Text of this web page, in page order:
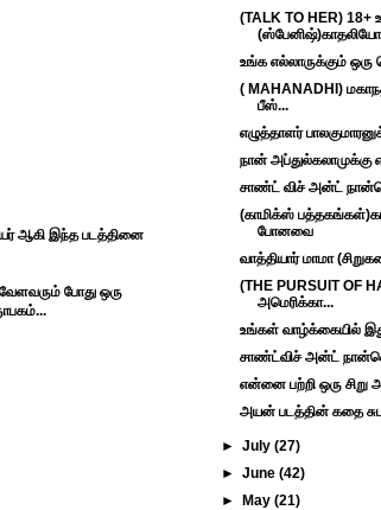
ஆகி இந்த படத்தினை
போது ஒரு
(TALK TO HER) 18+
உங்க எல்லாருக்கும் ஒரு
( MAHANADHI)
பீஸ்...
எழுத்தாளர்
நான் அப்துல்கலாமுக்கு
சாண்ட் விச் அன்ட்
(காமிக்ஸ்
போனவை
வாத்தியார் மாமா
(THE PURSUIT OF
அமெரிக்கா...
உங்கள் வாழ்க்கையில்
சாண்ட்விச் அன்ட்
என்னை பற்றி ஒரு சிறு
அயன் படத்தின் கதை
►July(27)
►June(42)
►
May(21)